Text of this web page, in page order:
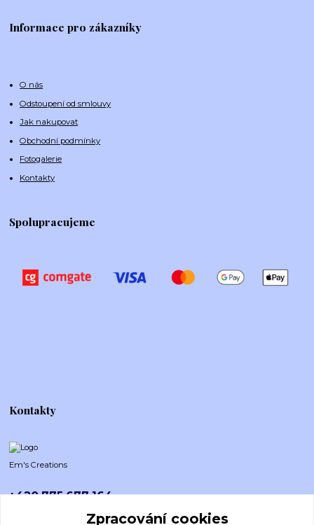
Informace pro zákazníky
O nás
Odstoupení od smlouvy
Jak nakupovat
Obchodní podmínky
Fotogalerie
Kontakty
Spolupracujeme
Kontakty
Em's Creations
+420 775 677 164
Zpracování cookies